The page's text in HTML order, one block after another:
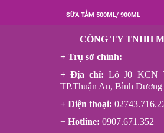
SỮA TẮM 500ML/ 900ML
CÔNG TY TNHH
+ Trụ sở chính:
+ Địa chỉ:Lô J0 KCN
TP.Thuận An, Bình Dương
+ Điện thoại:
+ Hotline: 0907.671.352